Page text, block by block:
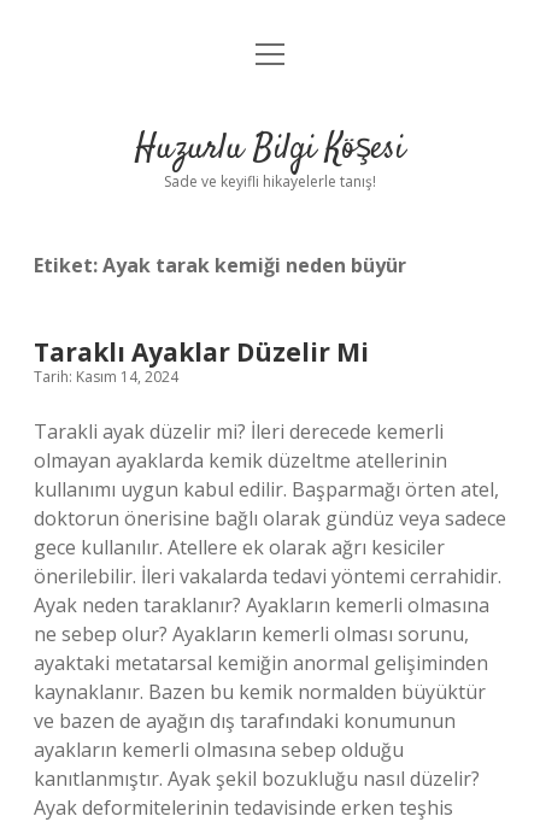
Anasayfa
Yasal Uyarı
menüyü
Huzurlu Bilgi Köşesi
Sade ve keyifli hikayelerle tanış!
Etiket:Ayak tarak kemiği neden büyür
Taraklı Ayaklar Düzelir Mi
Tarih: Kasım 14, 2024
Tarakli ayak düzelir mi? İleri derecede kemerli
olmayan ayaklarda kemik düzeltme atellerinin
kullanımı uygun kabul edilir. Başparmağı örten atel,
doktorun önerisine bağlı olarak gündüz veya sadece
gece kullanılır. Atellere ek olarak ağrı kesiciler
önerilebilir. İleri vakalarda tedavi yöntemi cerrahidir.
Ayak neden taraklanır? Ayakların kemerli olmasına
ne sebep olur? Ayakların kemerli olması sorunu,
ayaktaki metatarsal kemiğin anormal gelişiminden
kaynaklanır. Bazen bu kemik normalden büyüktür
ve bazen de ayağın dış tarafındaki konumunun
ayakların kemerli olmasına sebep olduğu
kanıtlanmıştır. Ayak şekil bozukluğu nasıl düzelir?
Ayak deformitelerinin tedavisinde erken teşhis